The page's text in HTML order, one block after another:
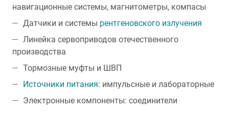
навигационные системы, магнитометры, компасы
Датчики и системы рентгеновского излучения
Линейка сервоприводов отечественного
производства
Тормозные муфты и ШВП
Источники питания: импульсные и лабораторные
Электронные компоненты: соединители